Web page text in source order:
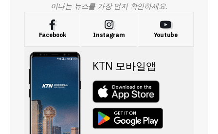
어나는 뉴스를 가장 먼저 확인하세요.
Facebook Instagram Youtube